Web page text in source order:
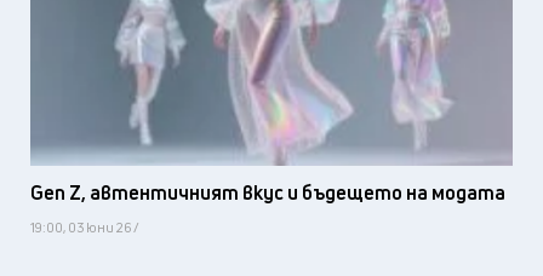
Gen Z, автентичният вкус и бъдещето на модата
19:00, 03 юни 26 /